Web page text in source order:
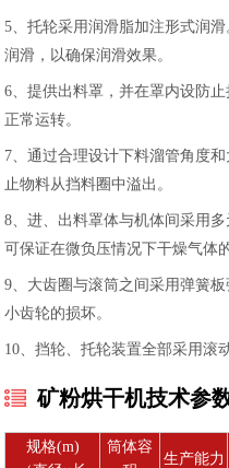
5、托轮采用润滑脂加注形式润
润滑，以确保润滑效果。
6、提供出料罩，并在罩内设防
正常运转。
7、通过合理设计下料溜管角度
止物料从挡料圈中溢出。
8、进、出料罩体与机体间采用
可保证在微负压情况下干燥气体
9、大齿圈与滚筒之间采用弹簧
小齿轮的损坏。
10、挡轮、托轮装置全部采用滚
矿粉烘干机技术参
规格(m)
筒体容
生产能力